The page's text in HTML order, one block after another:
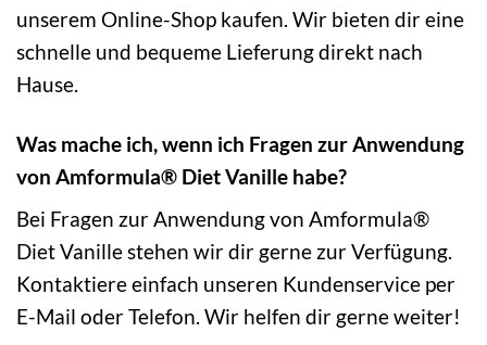
unserem Online-Shop kaufen. Wir bieten dir eine
schnelle und bequeme Lieferung direkt nach
Hause.
Was mache ich, wenn ich Fragen zur Anwendung
von Amformula® Diet Vanille habe?
Bei Fragen zur Anwendung von Amformula®
Diet Vanille stehen wir dir gerne zur Verfügung.
Kontaktiere einfach unseren Kundenservice per
E-Mail oder Telefon. Wir helfen dir gerne weiter!